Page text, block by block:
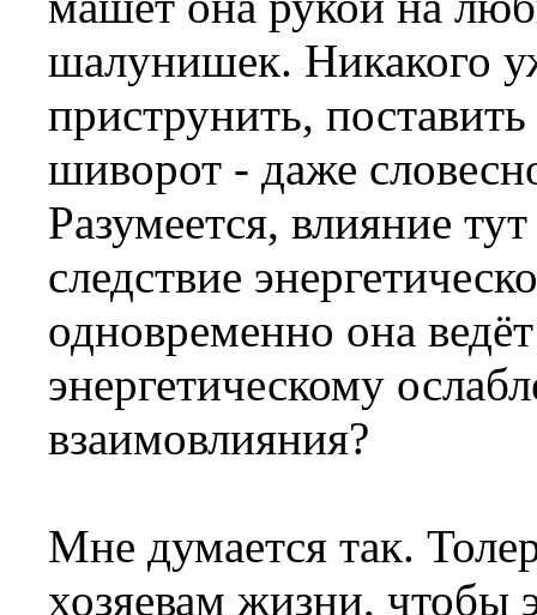
шалунишек. Никакого
приструнить,
шиворот - даже
Разумеется, влияние
следствие
одновременно она
энергетическому
взаимовлияния?
Мне думается так.
хозяевам жизни, чтобы